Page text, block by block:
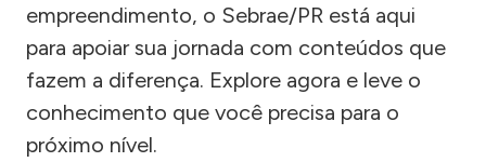
empreendimento, o Sebrae/PR está aqui
para apoiar sua jornada com conteúdos que
fazem a diferença. Explore agora e leve o
conhecimento que você precisa para o
próximo nível.